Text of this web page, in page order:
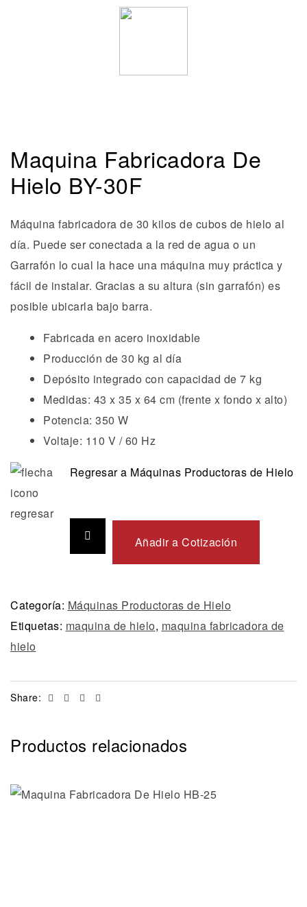
Maquina Fabricadora De
Hielo BY-30F
Máquina fabricadora de 30 kilos de cubos de hielo al
día. Puede ser conectada a la red de agua o un
Garrafón lo cual la hace una máquina muy práctica y
fácil de instalar. Gracias a su altura (sin garrafón) es
posible ubicarla bajo barra.
Fabricada en acero inoxidable
Producción de 30 kg al día
Depósito integrado con capacidad de 7 kg
Medidas: 43 x 35 x 64 cm (frente x fondo x alto)
Potencia: 350 W
Voltaje: 110 V / 60 Hz
Regresar a Máquinas Productoras de Hielo
Añadir a Cotización
Categoría: Máquinas Productoras de Hielo
Etiquetas: maquina de hielo, maquina fabricadora de
hielo
Share: Facebook
TwitterLinkedin
Productos relacionados